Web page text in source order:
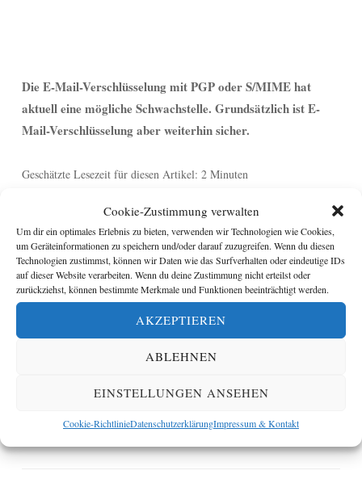
Cookie-Zustimmung verwalten
Um dir ein optimales Erlebnis zu bieten, verwenden wir Technologien wie Cookies,
um Geräteinformationen zu speichern und/oder darauf zuzugreifen. Wenn du diesen
Technologien zustimmst, können wir Daten wie das Surfverhalten oder eindeutige IDs
auf dieser Website verarbeiten. Wenn du deine Zustimmung nicht erteilst oder
zurückziehst, können bestimmte Merkmale und Funktionen beeinträchtigt werden.
AKZEPTIEREN
ABLEHNEN
EINSTELLUNGEN ANSEHEN
Cookie-RichtlinieDatenschutzerklärungImpressum & Kontakt
Die E-Mail-Verschlüsselung mit PGP oder S/MIME hat
aktuell eine mögliche Schwachstelle. Grundsätzlich ist E-
Mail-Verschlüsselung aber weiterhin sicher.
Geschätzte Lesezeit für diesen Artikel: 2 Minuten
Seit Mitte Mai 2018 kursieren Meldungen über eine
Schwachstelle in E-Mails, die nach demPGP-oder dem
S/MIME-Standardverschlüsselt worden sind. Auch ein
eingängiger Name für den Fehler war schnell gefunden: Efail.
Unter bestimmten Bedingungen könnten Angreifer, so die
sogar Empfehlungen laut, man solle aus diesem Grund ganz